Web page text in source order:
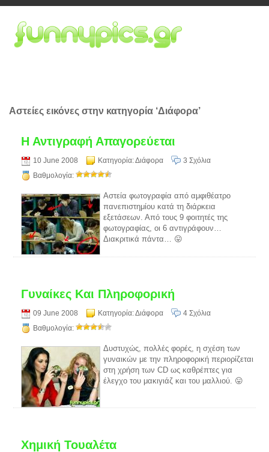
Αστείες εικόνες στην κατηγορία ‘Διάφορα’
Η Αντιγραφή Απαγορεύεται
10 June 2008 Κατηγορία:Διάφορα
3 Σχόλια
Βαθμολογία:
Αστεία φωτογραφία από αμφιθέατρο
πανεπιστημίου κατά τη διάρκεια
εξετάσεων. Από τους 9 φοιτητές της
φωτογραφίας, οι 6 αντιγράφουν…
Διακριτικά πάντα… 😛
Γυναίκες Και Πληροφορική
09 June 2008 Κατηγορία:Διάφορα
4 Σχόλια
Βαθμολογία:
Δυστυχώς, πολλές φορές, η σχέση των
γυναικών με την πληροφορική περιορίζεται
στη χρήση των CD ως καθρέπτες για
έλεγχο του μακιγιάζ και του μαλλιού. 😛
Χημική Τουαλέτα